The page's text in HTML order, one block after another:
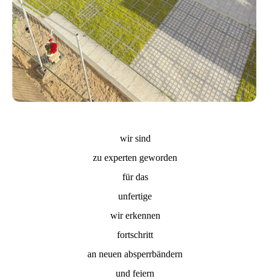
wir sind
zu experten geworden
für das
unfertige
wir erkennen
fortschritt
an neuen absperrbändern
und feiern